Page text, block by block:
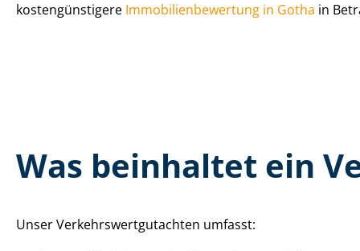
kos­ten­güns­ti­ge­re Im­mo­bi­li­en­be­wer­tung in Gotha in
Was beinhaltet ein
Unser Ver­kehrs­wert­gut­ach­ten umfasst: